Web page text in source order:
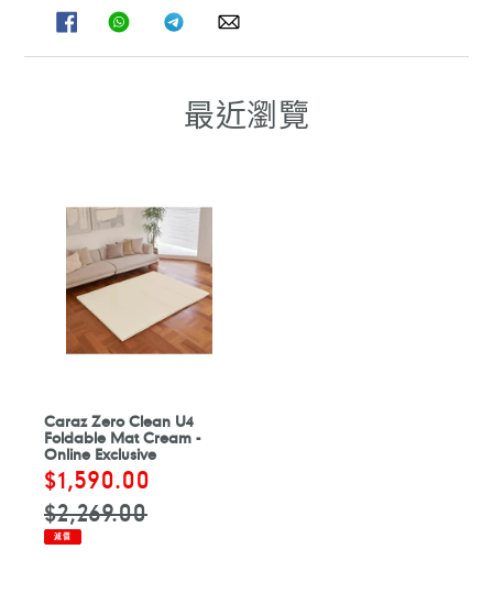
FACEBOOK
分
享
WHATSAPPTELEGRAM
分
享
WHATSAPP
最近瀏覽
Caraz Zero Clean U4
Foldable Mat Cream -
Online Exclusive
售
價
$1,590.00
$2,269.00
減價